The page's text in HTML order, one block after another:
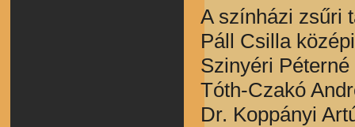
A színházi zsűri
Páll Csilla
Szinyéri
Tóth-Czakó
Dr. Koppányi